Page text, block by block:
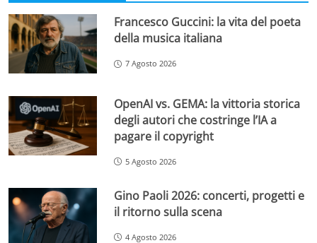
Francesco Guccini: la vita del poeta
della musica italiana
7 Agosto 2026
OpenAI vs. GEMA: la vittoria storica
degli autori che costringe l’IA a
pagare il copyright
5 Agosto 2026
Gino Paoli 2026: concerti, progetti e
il ritorno sulla scena
4 Agosto 2026